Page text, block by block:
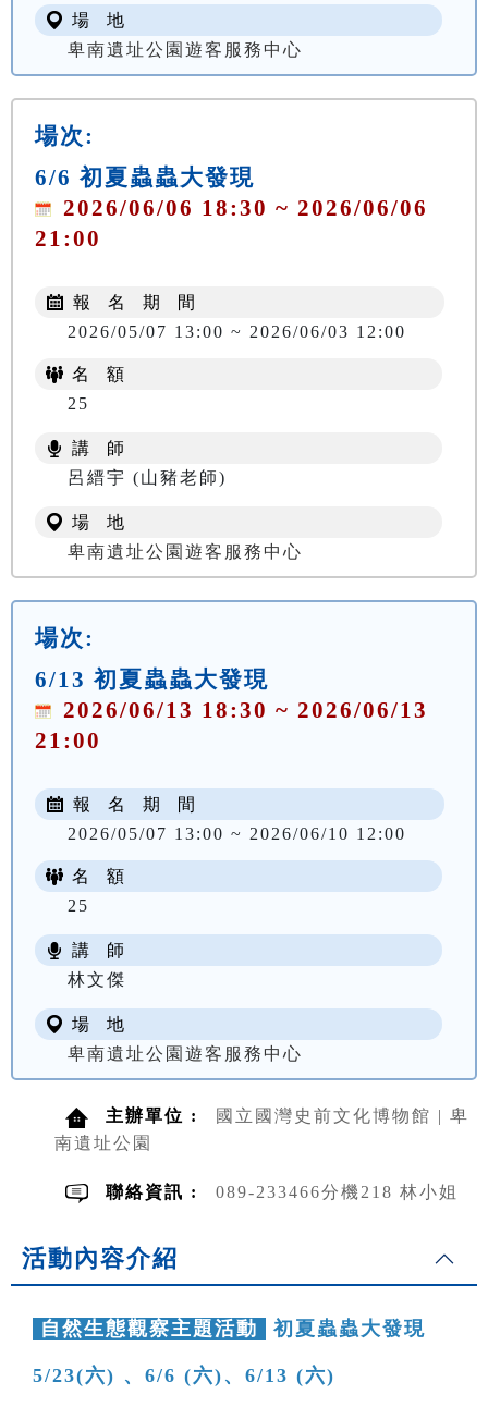
場 地
卑南遺址公園遊客服務中心
場次:
6/6 初夏蟲蟲大發現
2026/06/06 18:30 ~ 2026/06/06
21:00
報 名 期 間
2026/05/07 13:00 ~ 2026/06/03 12:00
名 額
25
講 師
呂縉宇 (山豬老師)
場 地
卑南遺址公園遊客服務中心
場次:
6/13 初夏蟲蟲大發現
2026/06/13 18:30 ~ 2026/06/13
21:00
報 名 期 間
2026/05/07 13:00 ~ 2026/06/10 12:00
名 額
25
講 師
林文傑
場 地
卑南遺址公園遊客服務中心
主辦單位 :
國立國灣史前文化博物館 | 卑
南遺址公園
聯絡資訊 : 089-233466分機218 林小姐
活動內容介紹
自然生態觀察主題活動 初夏蟲蟲大發現
5/23(六) 、6/6 (六)、6/13 (六)